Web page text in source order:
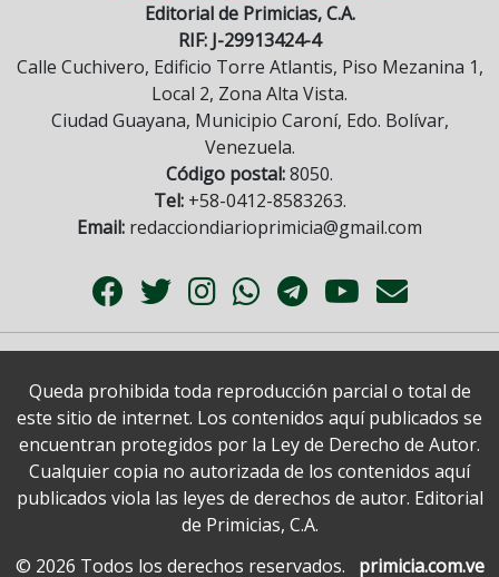
Editorial de Primicias, C.A.
RIF: J-29913424-4
Calle Cuchivero, Edificio Torre Atlantis, Piso Mezanina 1,
Local 2, Zona Alta Vista.
Ciudad Guayana, Municipio Caroní, Edo. Bolívar,
Venezuela.
Código postal:8050.
Tel:+58-0412-8583263.
Email: redacciondiarioprimicia@gmail.com
Queda prohibida toda reproducción parcial o total de
este sitio de internet. Los contenidos aquí publicados se
encuentran protegidos por la Ley de Derecho de Autor.
Cualquier copia no autorizada de los contenidos aquí
publicados viola las leyes de derechos de autor. Editorial
de Primicias, C.A.
© 2026 Todos los derechos reservados.
primicia.com.ve